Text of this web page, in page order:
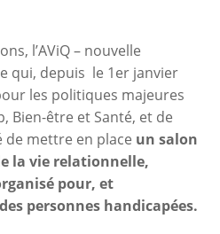
l’AViQ – nouvelle
qui, depuis le 1er janvier
les politiques majeures
Bien-être et Santé, et de
de mettre en place un salon
la vie relationnelle,
pour, et
personnes handicapées.